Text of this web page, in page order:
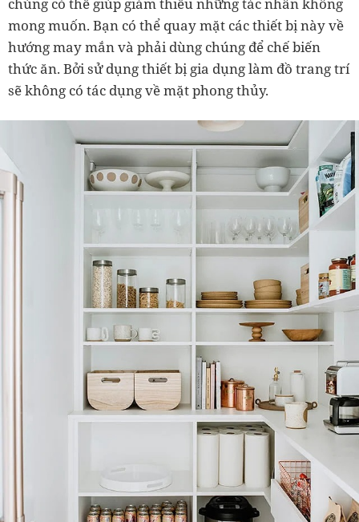
mong muốn. Bạn có thể quay mặt các thiết bị này về
hướng may mắn và phải dùng chúng để chế biến
thức ăn. Bởi sử dụng thiết bị gia dụng làm đồ trang trí
sẽ không có tác dụng về mặt phong thủy.